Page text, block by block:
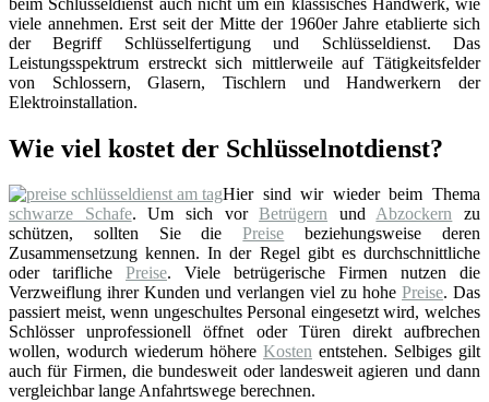
viele annehmen. Erst seit der Mitte der 1960er Jahre etablierte sich
der Begriff Schlüsselfertigung und Schlüsseldienst. Das
Leistungsspektrum erstreckt sich mittlerweile auf Tätigkeitsfelder
von Schlossern, Glasern, Tischlern und Handwerkern der
Elektroinstallation.
Wie viel kostet der Schlüsselnotdienst?
Hier sind wir wieder beim Thema
schwarze Schafe. Um sich vorBetrügern undAbzockern zu
schützen, sollten Sie diePreise beziehungsweise deren
Zusammensetzung kennen. In der Regel gibt es durchschnittliche
oder tarifliche Preise. Viele betrügerische Firmen nutzen die
Verzweiflung ihrer Kunden und verlangen viel zu hohe Preise. Das
passiert meist, wenn ungeschultes Personal eingesetzt wird, welches
Schlösser unprofessionell öffnet oder Türen direkt aufbrechen
wollen, wodurch wiederum höhere Kosten entstehen. Selbiges gilt
auch für Firmen, die bundesweit oder landesweit agieren und dann
vergleichbar lange Anfahrtswege berechnen.